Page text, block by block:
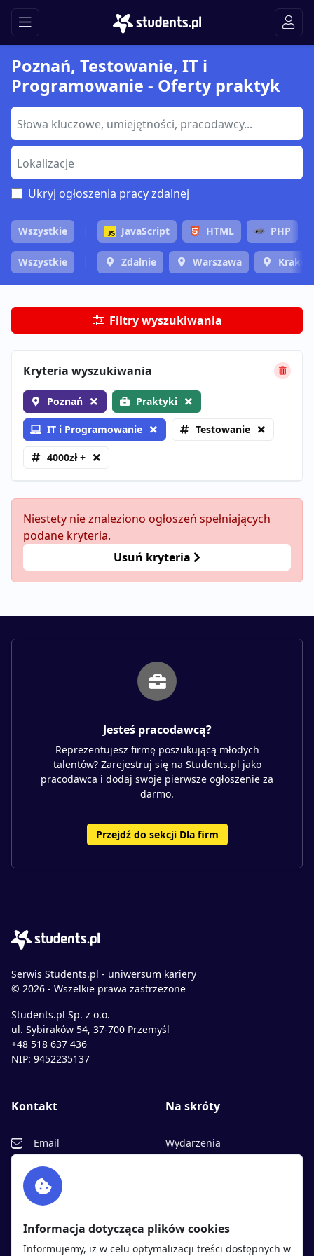
Poznań, Testowanie, IT i
Programowanie - Oferty praktyk
Ukryj ogłoszenia pracy zdalnej
Wszystkie JavaScript HTML PHP
Wszystkie Zdalnie Warszawa
Filtry wyszukiwania
Kryteria wyszukiwania
Poznań Praktyki
IT i Programowanie Testowanie
4000zł +
Niestety nie znaleziono ogłoszeń spełniających
podane kryteria.
Usuń kryteria
Jesteś pracodawcą?
Reprezentujesz firmę poszukującą młodych
talentów? Zarejestruj się na Students.pl jako
pracodawca i dodaj swoje pierwsze ogłoszenie za
darmo.
Przejdź do sekcji Dla firm
Serwis Students.pl - uniwersum kariery
© 2026 - Wszelkie prawa zastrzeżone
Students.pl Sp. z o.o.
ul. Sybiraków 54, 37-700 Przemyśl
+48 518 637 436
NIP: 9452235137
Kontakt
Email
Facebook
Twitter
Na skróty
Wydarzenia
Polityka cookies
Polityka prywatności
Informacja dotycząca plików cookies
Informujemy, iż w celu optymalizacji treści dostępnych w